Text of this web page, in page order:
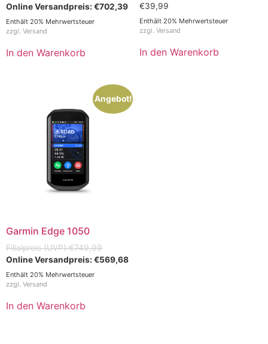
€702,39
Enthält 20% Mehrwertsteuer
zzgl. Versand
In den Warenkorb
€39,99
Enthält 20% Mehrwertsteuer
zzgl. Versand
In den Warenkorb
Angebot!
Garmin Edge 1050
€749,99
€569,68
Enthält 20% Mehrwertsteuer
zzgl. Versand
In den Warenkorb